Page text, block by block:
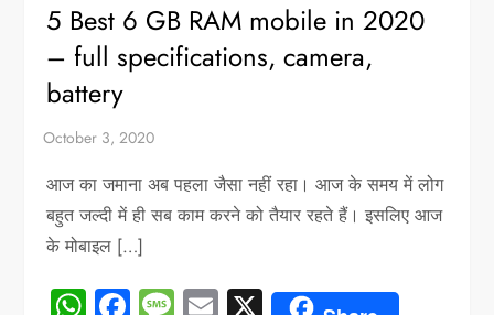
5 Best 6 GB RAM mobile in 2020
– full specifications, camera,
battery
आज का जमाना अब पहला जैसा नहीं रहा। आज के समय में लोग
बहुत जल्दी में ही सब काम करने को तैयार रहते हैं। इसलिए आज
के मोबाइल […]